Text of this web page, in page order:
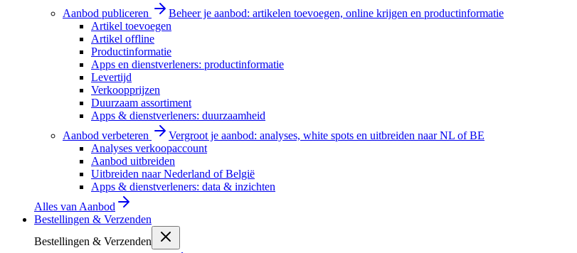
Aanbod publiceren
Beheer je aanbod: artikelen toevoegen, online krijgen en productinformatie
Artikel toevoegen
Artikel offline
Productinformatie
Apps en dienstverleners: productinformatie
Levertijd
Verkoopprijzen
Duurzaam assortiment
Apps & dienstverleners: duurzaamheid
Aanbod verbeteren
Vergroot je aanbod: analyses, white spots en uitbreiden naar NL of BE
Analyses verkoopaccount
Aanbod uitbreiden
Uitbreiden naar Nederland of België
Apps & dienstverleners: data & inzichten
Alles van Aanbod
Bestellingen & Verzenden
Bestellingen & Verzenden